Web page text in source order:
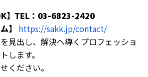
】TEL：03-6823-2420
】 https://sakk.jp/contact/
見出し、解決へ導くプロフェッショ
します。
ください。